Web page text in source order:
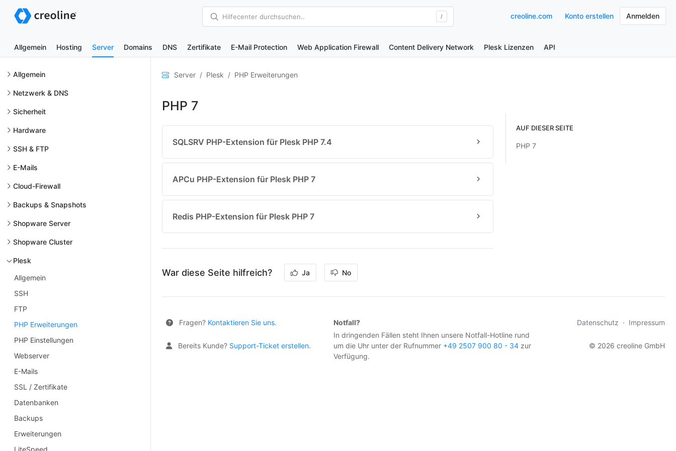
Hilfecenter durchsuchen.. / creoline.com Konto erstellen Anmelden
Allgemein Hosting Server Domains DNS Zertifikate E-Mail Protection Web Application Firewall Content Delivery Network Plesk Lizenzen API
Allgemein
Netzwerk & DNS
Sicherheit
Hardware
SSH & FTP
E-Mails
Cloud-Firewall
Backups & Snapshots
Shopware Server
Shopware Cluster
Plesk
Allgemein
SSH
FTP
PHP Erweiterungen
PHP Einstellungen
Webserver
E-Mails
SSL / Zertifikate
Datenbanken
Backups
Erweiterungen
LiteSpeed
Server Plesk PHP Erweiterungen
PHP 7
SQLSRV PHP-Extension für Plesk PHP 7.4
APCu PHP-Extension für Plesk PHP 7
Redis PHP-Extension für Plesk PHP 7
War diese Seite hilfreich? Ja No
AUF DIESER SEITE
PHP 7
Fragen? Kontaktieren Sie uns.
Bereits Kunde? Support-Ticket erstellen.
Notfall?
In dringenden Fällen steht Ihnen unsere Notfall-Hotline rund
um die Uhr unter der Rufnummer +49 2507 900 80 - 34 zur
Verfügung.
Datenschutz · Impressum
© 2026 creoline GmbH